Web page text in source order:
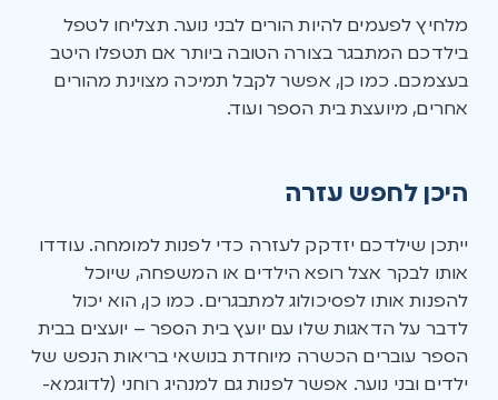
מלחיץ לפעמים להיות הורים לבני נוער. תצליחו לטפל
בילדכם המתבגר בצורה הטובה ביותר אם תטפלו היטב
בעצמכם. כמו כן, אפשר לקבל תמיכה מצוינת מהורים
אחרים, מיועצת בית הספר ועוד.
היכן לחפש עזרה
ייתכן שילדכם יזדקק לעזרה כדי לפנות למומחה. עודדו
אותו לבקר אצל רופא הילדים או המשפחה, שיוכל
להפנות אותו לפסיכולוג למתבגרים. כמו כן, הוא יכול
לדבר על הדאגות שלו עם יועץ בית הספר – יועצים בבית
הספר עוברים הכשרה מיוחדת בנושאי בריאות הנפש של
ילדים ובני נוער. אפשר לפנות גם למנהיג רוחני (לדוגמא-